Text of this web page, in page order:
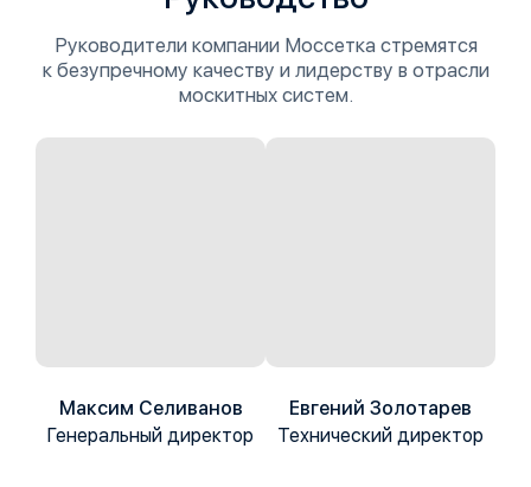
Руководители компании Моссетка стремятся
к безупречному качеству и лидерству в отрасли
москитных систем.
Максим Селиванов
Генеральный директор
Евгений Золотарев
Технический директор